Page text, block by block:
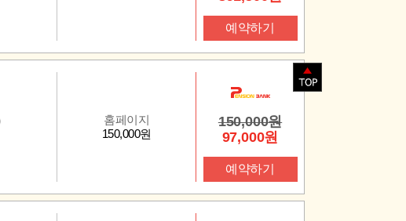
예약하기
홈페이지
150,000원
150,000원
97,000원
예약하기